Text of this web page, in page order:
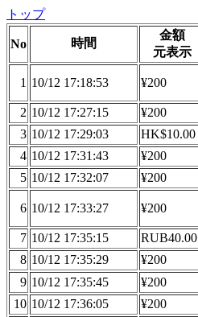
トップ
No 時間
金額
元表示
1 10/12 17:18:53 ¥200
2 10/12 17:27:15 ¥200
3 10/12 17:29:03 HK$10.00
4 10/12 17:31:43 ¥200
5 10/12 17:32:07 ¥200
6 10/12 17:33:27 ¥200
7 10/12 17:35:15 RUB40.00
8 10/12 17:35:29 ¥200
9 10/12 17:35:45 ¥200
10 10/12 17:36:05 ¥200